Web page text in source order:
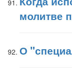
молитве
О